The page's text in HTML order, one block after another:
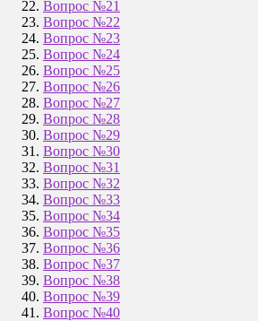
Вопрос №21
Вопрос №22
Вопрос №23
Вопрос №24
Вопрос №25
Вопрос №26
Вопрос №27
Вопрос №28
Вопрос №29
Вопрос №30
Вопрос №31
Вопрос №32
Вопрос №33
Вопрос №34
Вопрос №35
Вопрос №36
Вопрос №37
Вопрос №38
Вопрос №39
Вопрос №40